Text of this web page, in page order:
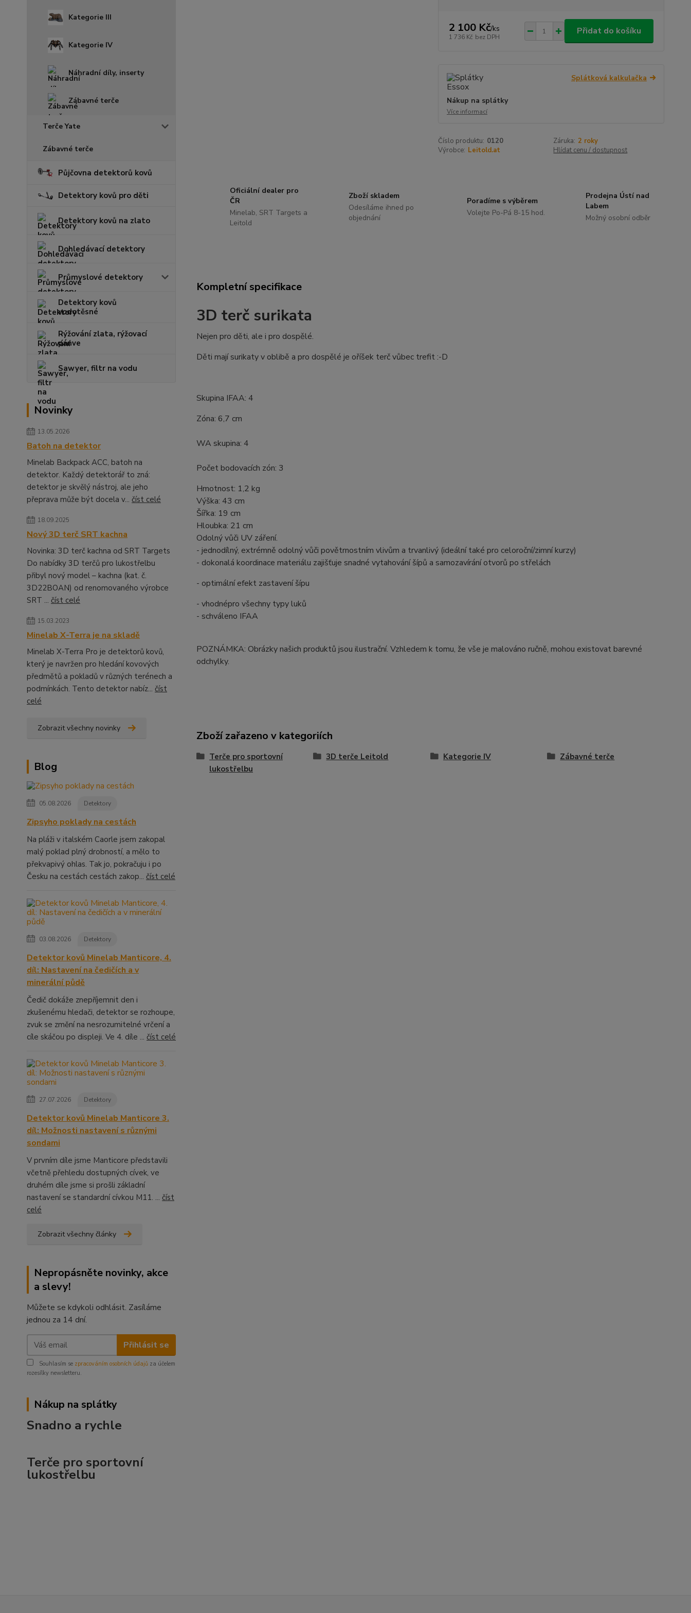
Kategorie III
Kategorie IV
Náhradní díly, inserty
Zábavné terče
Terče Yate
Zábavné terče
Půjčovna detektorů kovů
Detektory kovů pro děti
Detektory kovů na zlato
Dohledávací detektory
Průmyslové detektory
Detektory kovů
vodotěsné
Rýžování zlata, rýžovací
pánve
Sawyer, filtr na vodu
Novinky
13.05.2026
Batoh na detektor
Minelab Backpack ACC, batoh na
detektor. Každý detektorář to zná:
detektor je skvělý nástroj, ale jeho
přeprava může být docela v... číst celé
18.09.2025
Nový 3D terč SRT kachna
Novinka: 3D terč kachna od SRT Targets
Do nabídky 3D terčů pro lukostřelbu
přibyl nový model – kachna (kat. č.
3D22BOAN) od renomovaného výrobce
SRT ... číst celé
15.03.2023
Minelab X-Terra je na skladě
Minelab X-Terra Pro je detektorů kovů,
který je navržen pro hledání kovových
předmětů a pokladů v různých terénech a
podmínkách. Tento detektor nabíz... číst
celé
Zobrazit všechny novinky
Blog
05.08.2026 Detektory
Zipsyho poklady na cestách
Na pláži v italském Caorle jsem zakopal
malý poklad plný drobností, a mělo to
překvapivý ohlas. Tak jo, pokračuju i po
Česku na cestách cestách zakop... číst celé
03.08.2026 Detektory
Detektor kovů Minelab Manticore, 4.
díl: Nastavení na čedičích a v
minerální půdě
Čedič dokáže znepříjemnit den i
zkušenému hledači, detektor se rozhoupe,
zvuk se změní na nesrozumitelné vrčení a
cíle skáčou po displeji. Ve 4. díle ... číst celé
27.07.2026 Detektory
Detektor kovů Minelab Manticore 3.
díl: Možnosti nastavení s různými
sondami
V prvním díle jsme Manticore představili
včetně přehledu dostupných cívek, ve
druhém díle jsme si prošli základní
nastavení se standardní cívkou M11. ... číst
celé
Zobrazit všechny články
Nepropásněte novinky, akce
a slevy!
Můžete se kdykoli odhlásit. Zasíláme
jednou za 14 dní.
Přihlásit se
Souhlasím se zpracováním osobních údajů za účelem
rozesílky newsletteru.
Nákup na splátky
Snadno a rychle
Terče pro sportovní
lukostřelbu
2 100 Kč/ks
1 736 Kč bez DPH
Přidat do košíku
Splátková kalkulačka
Nákup na splátky
Více informací
Číslo produktu: 0120 Záruka: 2 roky
Výrobce: Leitold.at Hlídat cenu / dostupnost
Oficiální dealer pro
ČR
Minelab, SRT Targets a
Leitold
Zboží skladem
Odesíláme ihned po
objednání
Poradíme s výběrem
Volejte Po-Pá 8-15 hod.
Prodejna Ústí nad
Labem
Možný osobní odběr
Kompletní specifikace
3D terč surikata
Nejen pro děti, ale i pro dospělé.
Děti mají surikaty v oblibě a pro dospělé je oříšek terč vůbec trefit :-D
Skupina IFAA: 4
Zóna: 6,7 cm
WA skupina: 4
Počet bodovacích zón: 3
Hmotnost: 1,2 kg
Výška: 43 cm
Šířka: 19 cm
Hloubka: 21 cm
Odolný vůči UV záření.
- jednodílný, extrémně odolný vůči povětrnostním vlivům a trvanlivý (ideální také pro celoroční/zimní kurzy)
- dokonalá koordinace materiálu zajišťuje snadné vytahování šípů a samozavírání otvorů po střelách
- optimální efekt zastavení šípu
- vhodnépro všechny typy luků
- schváleno IFAA
POZNÁMKA: Obrázky našich produktů jsou ilustrační. Vzhledem k tomu, že vše je malováno ručně, mohou existovat barevné
odchylky.
Zboží zařazeno v kategoriích
Terče pro sportovní
lukostřelbu
3D terče Leitold Kategorie IV Zábavné terče